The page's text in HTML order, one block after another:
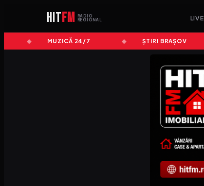
HITFM
RADIO
REGIONAL
LIVE
MUZICĂ 24/7 ȘTIRI BRAȘOV